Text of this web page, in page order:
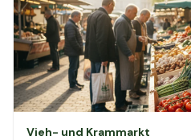
Vieh- und Krammarkt